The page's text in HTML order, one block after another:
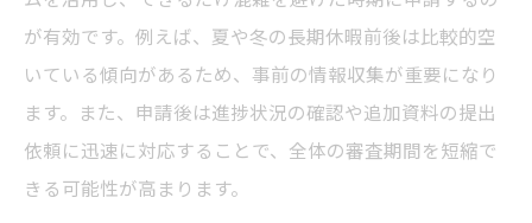
が有効です。例えば、夏や冬の長期休暇前後は比較的空
いている傾向があるため、事前の情報収集が重要になり
ます。また、申請後は進捗状況の確認や追加資料の提出
依頼に迅速に対応することで、全体の審査期間を短縮で
きる可能性が高まります。